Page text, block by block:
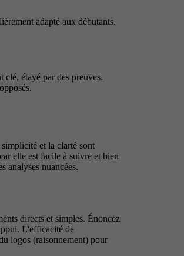
adapté aux débutants.
clé, étayé par des preuves.
et la clarté sont
elle est facile à suivre et bien
analyses nuancées.
directs et simples. Énoncez
L'efficacité de
logos (raisonnement) pour